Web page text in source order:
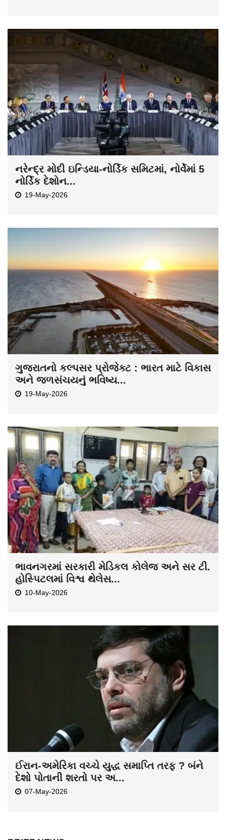
નરેન્દ્ર મોદી ઇન્ડિયા-નોર્ડિક સમિટમાં, નોર્વેમાં 5
નોર્ડિક દેશોન...
19-May-2026
ગુજરાતનો કલ્પસર પ્રોજેક્ટ : ભારત માટે વિકાસ
અને જળસંચયનું ભવિષ્ય...
19-May-2026
ભાવનગરમાં સરકારી મેડિકલ કોલેજ અને સર ટી.
હોસ્પિટલમાં વિશ્વ થેલેસ...
10-May-2026
ઈરાન-અમેરિકા વચ્ચે યુદ્ધ સમાપ્તિ તરફ ? બંને
દેશો પોતાની શરતો પર અ...
07-May-2026